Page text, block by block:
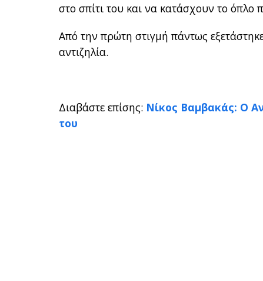
στο σπίτι του και να κατάσχουν το όπλο
Από την πρώτη στιγμή πάντως
αντιζηλία.
Διαβάστε επίσης: Νίκος Βαμβακάς: Ο
του